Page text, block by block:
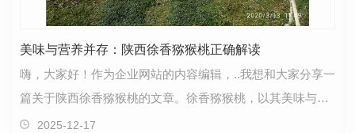
美味与营养并存：陕西徐香猕猴桃正确解读
嗨，大家好！作为企业网站的内容编辑，..我想和大家分享一
篇关于陕西徐香猕猴桃的文章。徐香猕猴桃，以其美味与营
养并存而闻名。这种水果在口感上既酸甜可口，又富…
2025-12-17